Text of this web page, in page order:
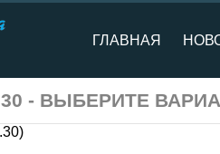
ГЛАВНАЯ
- ВЫБЕРИТЕ
)